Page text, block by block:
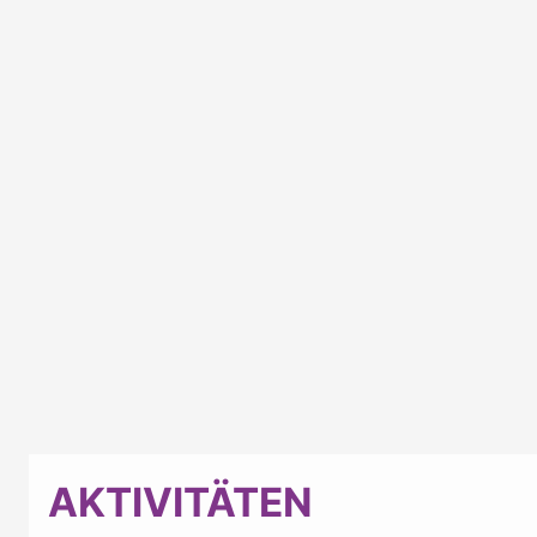
AKTIVITÄTEN